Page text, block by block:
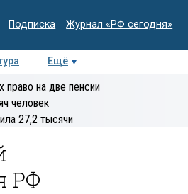
Подписка Журнал «РФ сегодня»
Ещё
Колумнисты
Деловая
на две пенсии
человек
27,2 тысячи
РФ